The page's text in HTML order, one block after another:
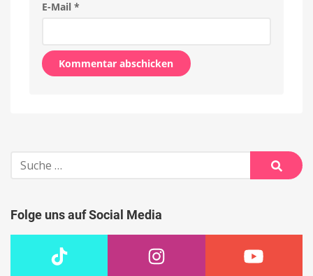
E-Mail *
Suche
nach:
Suche
Folge uns auf Social Media